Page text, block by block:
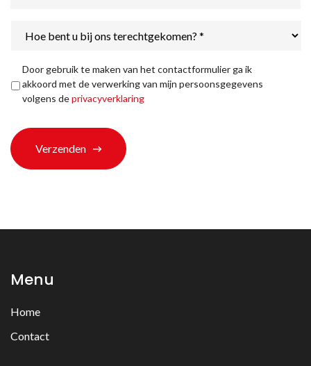
bent
ons
terechtgekomen?
Privacyverklaring *
Door gebruik te maken van het contactformulier ga ik
akkoord met de verwerking van mijn persoonsgegevens
volgens deprivacyverklaring
Verzenden
Menu
Home
Contact